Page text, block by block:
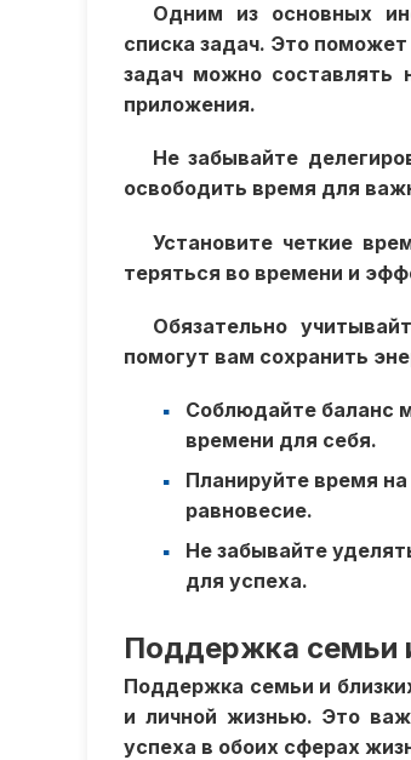
Одним из основных
списка задач. Это
задач можно составлять
приложения.
Не забывайте
освободить время для
Установите четкие
теряться во времени и
Обязательно
помогут вам сохранить
Соблюдайте баланс
времени для себя.
Планируйте время
равновесие.
Не забывайте
для успеха.
Поддержка семьи
Поддержка семьи и
и личной жизнью. Это
успеха в обоих сферах